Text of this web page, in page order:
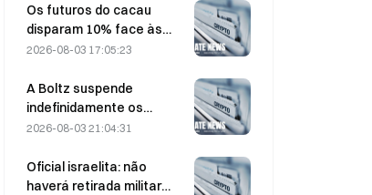
Os futuros do cacau
disparam 10% face às
preocupações com a
dos 6.000 dólares por
tonelada
2026-08-03 17:05:23
A Boltz suspende
indefinidamente os
serviços da ponte Bitcoin
assistidos por IA
2026-08-03 21:04:31
Oficial israelita: não
haverá retirada militar